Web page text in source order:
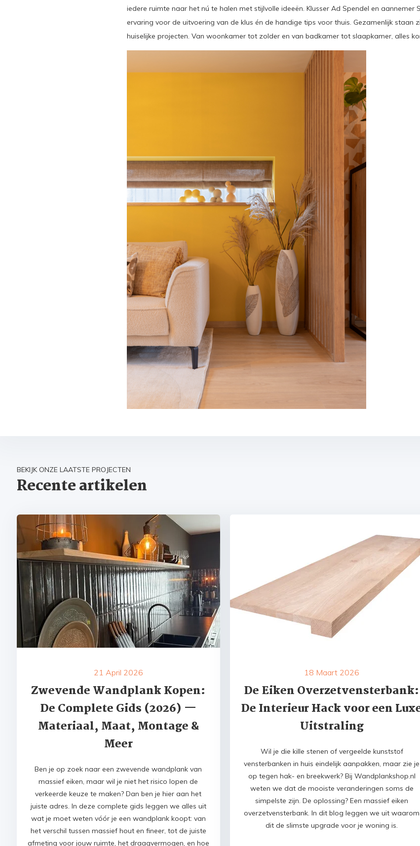
iedere ruimte naar het nú te halen met stijlvolle ideeën. Klusser Ad Spendel en aannemer
ervaring voor de uitvoering van de klus én de handige tips voor thuis. Gezamenlijk staan
huiselijke projecten. Van woonkamer tot zolder en van badkamer tot slaapkamer, alles
BEKIJK ONZE LAATSTE PROJECTEN
Recente artikelen
21 April 2026
Zwevende Wandplank Kopen:
De Complete Gids (2026) —
Materiaal, Maat, Montage &
Meer
Ben je op zoek naar een zwevende wandplank van
massief eiken, maar wil je niet het risico lopen de
verkeerde keuze te maken? Dan ben je hier aan het
juiste adres. In deze complete gids leggen we alles uit
wat je moet weten vóór je een wandplank koopt: van
het verschil tussen massief hout en fineer, tot de juiste
afmeting voor jouw ruimte, het draagvermogen, en hoe
18 Maart 2026
De Eiken Overzetvensterbank:
De Interieur Hack voor een
Uitstraling
Wil je die kille stenen of vergeelde kunststof
vensterbanken in huis eindelijk aanpakken, maar zie je
op tegen hak- en breekwerk? Bij Wandplankshop.nl
weten we dat de mooiste veranderingen soms de
simpelste zijn. De oplossing? Een massief eiken
overzetvensterbank. In dit blog leggen we uit waarom
dit de slimste upgrade voor je woning is.